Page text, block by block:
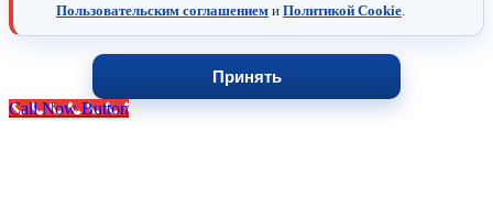
Пользовательским соглашением и Политикой Cookie
Принять
Call Now Button